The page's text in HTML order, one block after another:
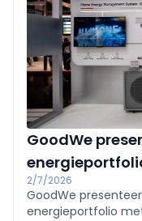
GoodWe
2/7/2026
GoodWe
energieportfolio